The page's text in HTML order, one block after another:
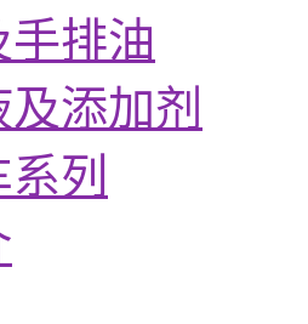
手排油
添加剂
列